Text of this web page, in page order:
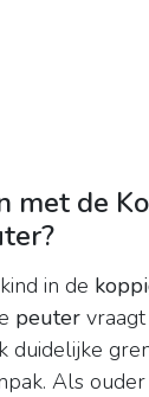
met de
in de
peuter
duidelijke
Als